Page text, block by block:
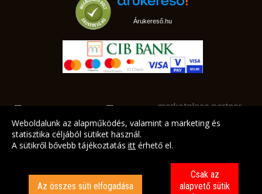
Árukereső.hu
marketplace partner
Weboldalunk az alapműködés, valamint a marketing és
statisztika céljából sütiket használ.
A sütikről bővebb tájékoztatás itt érhető el.
Az összes süti elfogadása
Csak az
alapvető sütik